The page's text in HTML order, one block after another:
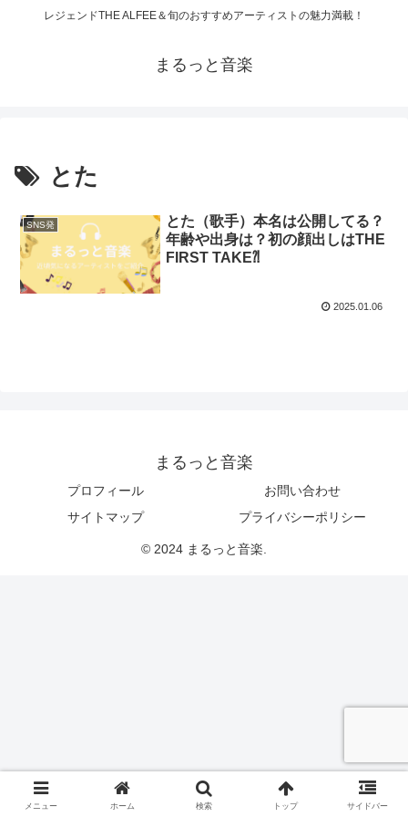
レジェンドTHE ALFEE＆旬のおすすめアーティストの魅力満載！
まるっと音楽
とた
SNS発
とた（歌手）本名は公開してる？
年齢や出身は？初の顔出しはTHE
FIRST TAKE⁈
2025.01.06
まるっと音楽
プロフィール
お問い合わせ
サイトマップ
プライバシーポリシー
© 2024 まるっと音楽.
メニュー ホーム 検索 トップ サイドバー